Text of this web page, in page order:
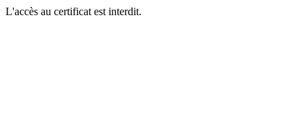
L'accès au certificat est interdit.